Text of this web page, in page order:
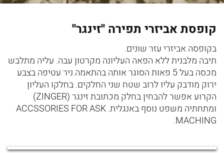
קופסת אביזרי תפירה ''זינגר''
בקופסה אביזרי עזר שונים.
תיבה מלבנית ללא הפאה העליונה מקרטון עבה. עליה מתלבש
מכסה בעל 5 פאות הסוגר אותה בהתאמה.ניר עטיפה בצבע
ירוק מודבק עליו לרוב שטח שני החלקים. בחלקו העליון
הקרוע אפשר להבחין בחלק מכתובת זינגר (ZINGER)
ומתחתיה משפט נוסף באנגלית. ACCSSORIES FOR ASK
MACHING.